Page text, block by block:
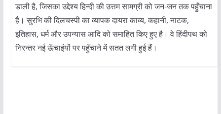
डाली है, जिसका उद्देश्य हिन्दी की उत्तम सामग्री को जन-जन तक पहुँचाना
है। सुरभि की दिलचस्पी का व्यापक दायरा काव्य, कहानी, नाटक,
इतिहास, धर्म और उपन्यास आदि को समाहित किए हुए है। वे हिंदीपथ को
निरन्तर नई ऊँचाइंयों पर पहुँचाने में सतत लगी हुई हैं।